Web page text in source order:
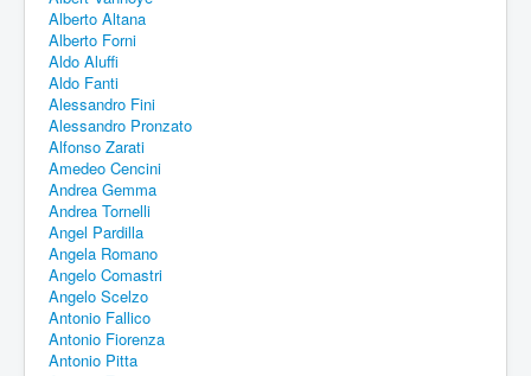
Alberto Altana
Alberto Forni
Aldo Aluffi
Aldo Fanti
Alessandro Fini
Alessandro Pronzato
Alfonso Zarati
Amedeo Cencini
Andrea Gemma
Andrea Tornelli
Angel Pardilla
Angela Romano
Angelo Comastri
Angelo Scelzo
Antonio Fallico
Antonio Fiorenza
Antonio Pitta